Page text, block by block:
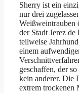
Sherry ist ein
nur drei
Weißweintrauben
der Stadt Jerez
teilweise
einem
geschaffen, der
kein anderer. Die
extrem trockenen